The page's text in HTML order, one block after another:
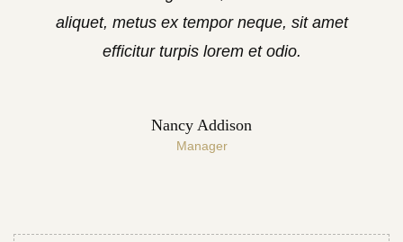
aliquet, metus ex tempor neque, sit amet
efficitur turpis lorem et odio.
Nancy Addison
Manager